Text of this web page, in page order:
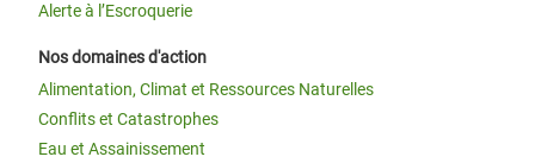
Alerte à l’Escroquerie
Nos domaines d'action
Alimentation, Climat et Ressources Naturelles
Conflits et Catastrophes
Eau et Assainissement